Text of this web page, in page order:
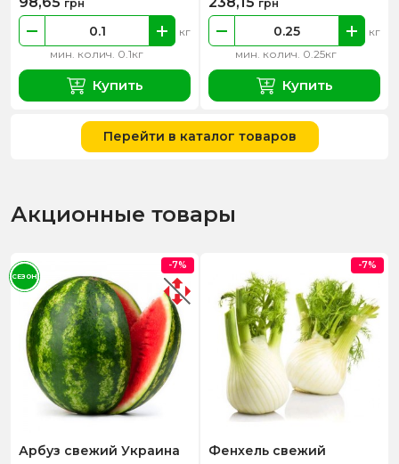
мин. колич. 0.1кг
кг
грн
Купить
мин. колич. 0.25кг
кг
грн
Купить
Перейти в каталог товаров
Акционные товары
Арбуз свежий Украина
-7%
СЕЗОН
Фенхель свежий
-7%